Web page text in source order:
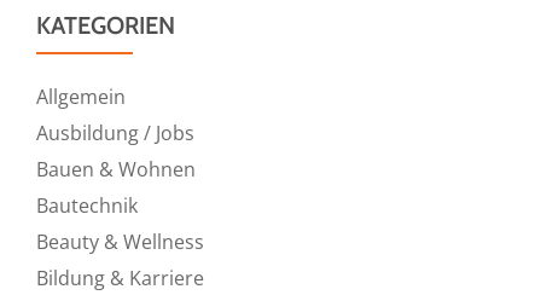
KATEGORIEN
Allgemein
Ausbildung / Jobs
Bauen & Wohnen
Bautechnik
Beauty & Wellness
Bildung & Karriere